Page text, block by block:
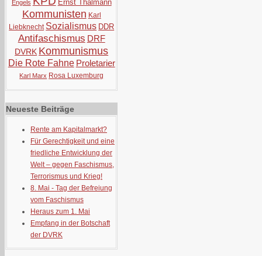
Engels Ernst Thälmann
Kommunisten Karl
Liebknecht Sozialismus DDR
Antifaschismus DRF
DVRK Kommunismus
Die Rote Fahne Proletarier
Karl Marx Rosa Luxemburg
Neueste Beiträge
Rente am Kapitalmarkt?
Für Gerechtigkeit und eine
friedliche Entwicklung der
Welt – gegen Faschismus,
Terrorismus und Krieg!
8. Mai - Tag der Befreiung
vom Faschismus
Heraus zum 1. Mai
Empfang in der Botschaft
der DVRK